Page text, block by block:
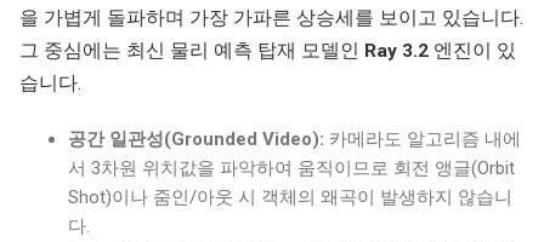
을 가볍게 돌파하며 가장 가파른 상승세를 보이고 있습니다.
그 중심에는 최신 물리 예측 탑재 모델인 Ray 3.2 엔진이 있
습니다.
공간 일관성(Grounded Video): 카메라도 알고리즘 내에
서 3차원 위치값을 파악하여 움직이므로 회전 앵글(Orbit
Shot)이나 줌인/아웃 시 객체의 왜곡이 발생하지 않습니
다.